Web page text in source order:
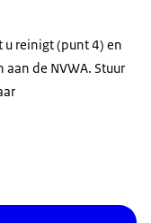
reinigt (punt 4) en
de NVWA. Stuur